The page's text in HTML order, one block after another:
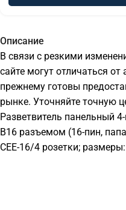
Описание
В связи с резкими
сайте могут отличаться
прежнему готовы
рынке. Уточняйте точную
Разветвитель панельный
В16 разъемом (16-пин,
СЕЕ-16/4 розетки;